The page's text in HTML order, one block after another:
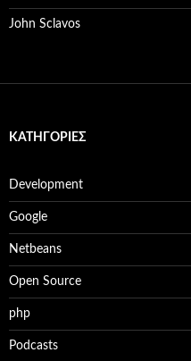
John Sclavos
KΑΤΗΓΟΡΊΕΣ
Development
Google
Netbeans
Open Source
php
Podcasts